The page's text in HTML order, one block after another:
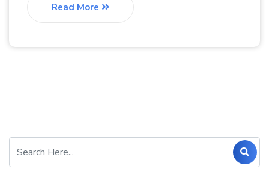
Read More